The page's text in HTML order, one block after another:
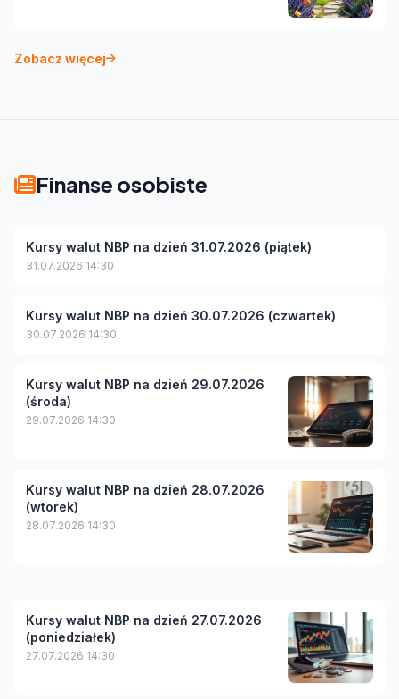
Zobacz więcej
Finanse osobiste
Kursy walut NBP na dzień 31.07.2026 (piątek)
31.07.2026 14:30
Kursy walut NBP na dzień 30.07.2026 (czwartek)
30.07.2026 14:30
Kursy walut NBP na dzień 29.07.2026
(środa)
29.07.2026 14:30
Kursy walut NBP na dzień 28.07.2026
(wtorek)
28.07.2026 14:30
Kursy walut NBP na dzień 27.07.2026
(poniedziałek)
27.07.2026 14:30